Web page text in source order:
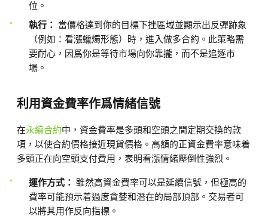
位。
執行： 當價格達到你的目標下挫區域並顯示出反彈跡象
（例如：看漲蠟燭形態）時，進入做多合約。此策略需
要耐心，因爲你是等待市場向你靠攏，而不是追逐市
場。
利用資金費率作爲情緒信號
在永續合約中，資金費率是多頭和空頭之間定期交換的款
項，以使合約價格接近現貨價格。高額的正資金費率意味着
多頭正在向空頭支付費用，表明看漲情緒壓倒性強烈。
運作方式： 雖然高資金費率可以是延續信號，但極高的
費率可能預示着過度貪婪和潛在的局部頂部。交易者可
以將其用作反向指標。